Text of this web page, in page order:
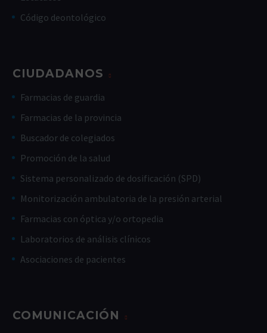
Código deontológico
CIUDADANOS
Farmacias de guardia
Farmacias de la provincia
Buscador de colegiados
Promoción de la salud
Sistema personalizado de dosificación (SPD)
Monitorización ambulatoria de la presión arterial
Farmacias con óptica y/o ortopedia
Laboratorios de análisis clínicos
Asociaciones de pacientes
COMUNICACIÓN